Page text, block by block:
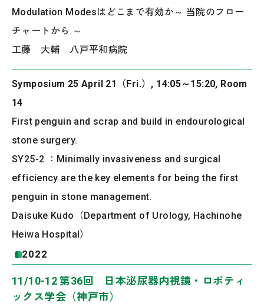
Modulation Modesはどこまで有効か～ 当院のフロー
チャートから ～
工藤 大輔 八戸平和病院
Symposium 25 April 21（Fri.）, 14:05～15:20, Room
14
First penguin and scrap and build in endourological
stone surgery.
SY25-2 ：Minimally invasiveness and surgical
efficiency are the key elements for being the first
penguin in stone management.
Daisuke Kudo（Department of Urology, Hachinohe
Heiwa Hospital）
2022
11/10-12 第36回 日本泌尿器内視鏡・ロボティ
ックス学会（神戸市）